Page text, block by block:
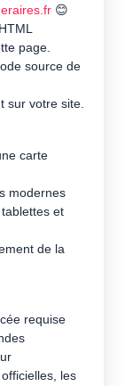
😊
page.
source de
sur votre site.
carte
modernes
et
de la
requise
les